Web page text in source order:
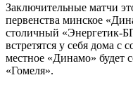
Заключительные матчи
первенства минское
столичный «Энергетик-
встретятся у себя дома с
местное «Динамо» будет
«Гомеля».